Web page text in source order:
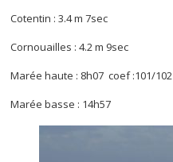
Cotentin : 3.4 m 7sec
Cornouailles : 4.2 m 9sec
Marée haute : 8h07 coef :101/102
Marée basse : 14h57